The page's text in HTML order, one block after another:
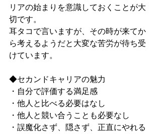
リアの始まりを意識しておくことが大
切です。
耳タコで言いますが、その時が来てか
ら考えるようだと大変な苦労が待ち受
けています。
◆セカンドキャリアの魅力
・自分で評価する満足感
・他人と比べる必要はなし
・他人と競い合うことも必要なし
・誤魔化さず、隠さず、正直にやれる